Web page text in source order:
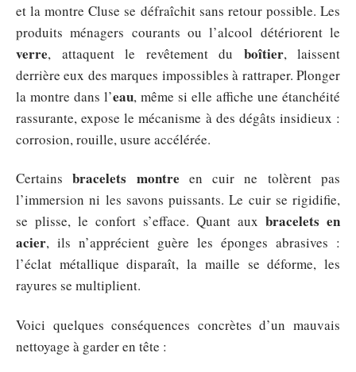
et la montre Cluse se défraîchit sans retour possible. Les
produits ménagers courants ou l’alcool détériorent le
verre, attaquent le revêtement du boîtier, laissent
derrière eux des marques impossibles à rattraper. Plonger
la montre dans l’eau, même si elle affiche une étanchéité
rassurante, expose le mécanisme à des dégâts insidieux :
corrosion, rouille, usure accélérée.
Certainsbracelets montre en cuir ne tolèrent pas
l’immersion ni les savons puissants. Le cuir se rigidifie,
se plisse, le confort s’efface. Quant aux bracelets en
acier, ils n’apprécient guère les éponges abrasives :
l’éclat métallique disparaît, la maille se déforme, les
rayures se multiplient.
Voici quelques conséquences concrètes d’un mauvais
nettoyage à garder en tête :